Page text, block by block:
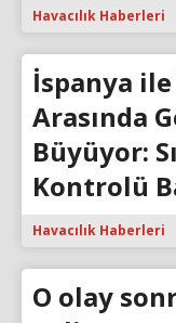
Havacılık Haberleri
İspanya
Arasında
Büyüyor:
Kontrolü
Havacılık Haberleri
O olay